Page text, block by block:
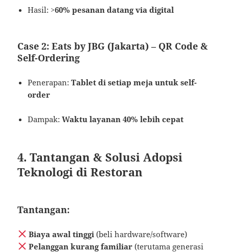
Hasil: >60% pesanan datang via digital
Case 2: Eats by JBG (Jakarta) – QR Code &
Self-Ordering
Penerapan:Tablet di setiap meja untuk self-
order
Dampak:Waktu layanan 40% lebih cepat
4. Tantangan & Solusi Adopsi
Teknologi di Restoran
Tantangan:
Biaya awal tinggi (beli hardware/software)
Pelanggan kurang familiar(terutama generasi